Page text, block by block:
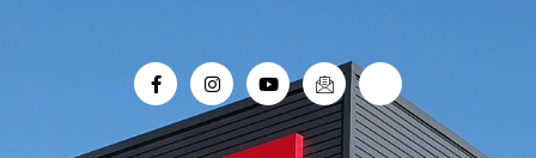
F
a
e
I
n
s
t
Y
o
u
t
I
c
o
n
i
-
r